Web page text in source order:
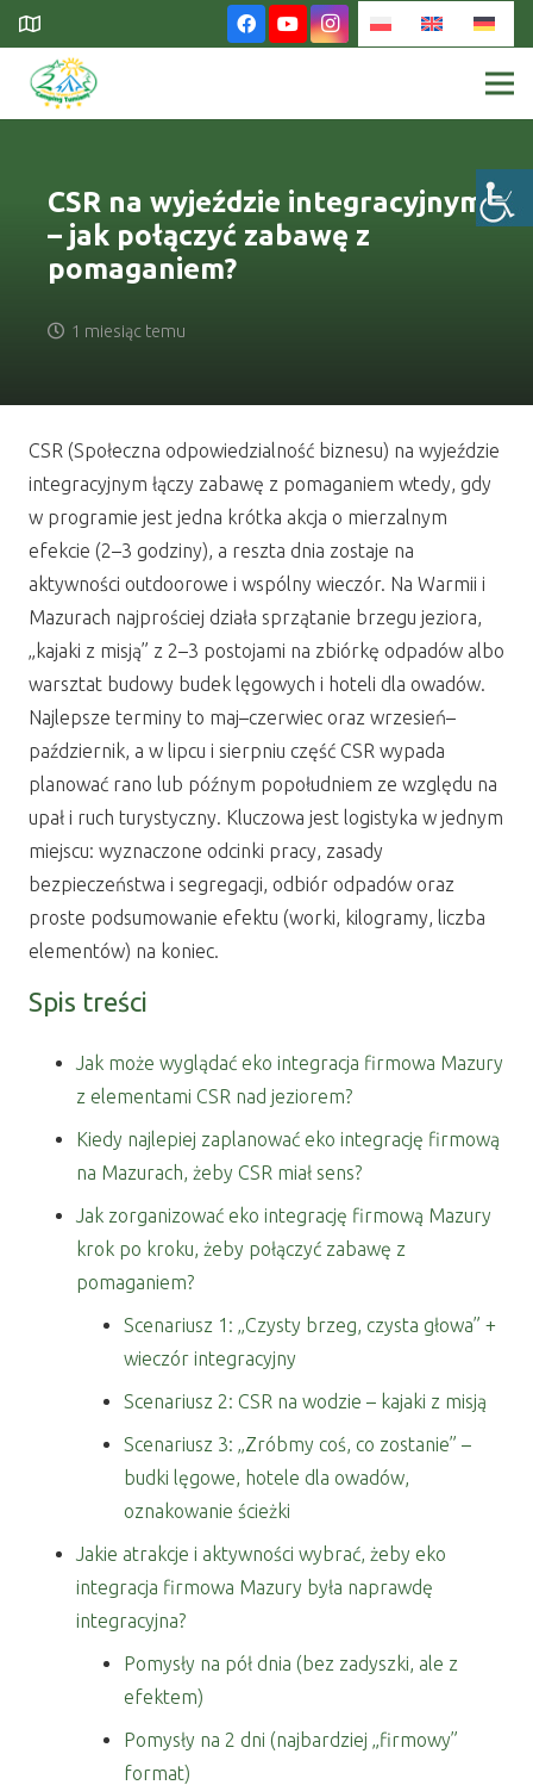
CSR na wyjeździe integracyjnym
– jak połączyć zabawę z
pomaganiem?
1 miesiąc temu
CSR (Społeczna odpowiedzialność biznesu) na wyjeździe
integracyjnym łączy zabawę z pomaganiem wtedy, gdy
w programie jest jedna krótka akcja o mierzalnym
efekcie (2–3 godziny), a reszta dnia zostaje na
aktywności outdoorowe i wspólny wieczór. Na Warmii i
Mazurach najprościej działa sprzątanie brzegu jeziora,
„kajaki z misją” z 2–3 postojami na zbiórkę odpadów albo
warsztat budowy budek lęgowych i hoteli dla owadów.
Najlepsze terminy to maj–czerwiec oraz wrzesień–
październik, a w lipcu i sierpniu część CSR wypada
planować rano lub późnym popołudniem ze względu na
upał i ruch turystyczny. Kluczowa jest logistyka w jednym
miejscu: wyznaczone odcinki pracy, zasady
bezpieczeństwa i segregacji, odbiór odpadów oraz
proste podsumowanie efektu (worki, kilogramy, liczba
elementów) na koniec.
Spis treści
Jak może wyglądać eko integracja firmowa Mazury
z elementami CSR nad jeziorem?
Kiedy najlepiej zaplanować eko integrację firmową
na Mazurach, żeby CSR miał sens?
Jak zorganizować eko integrację firmową Mazury
krok po kroku, żeby połączyć zabawę z
pomaganiem?
Scenariusz 1: „Czysty brzeg, czysta głowa” +
wieczór integracyjny
Scenariusz 2: CSR na wodzie – kajaki z misją
Scenariusz 3: „Zróbmy coś, co zostanie” –
budki lęgowe, hotele dla owadów,
oznakowanie ścieżki
Jakie atrakcje i aktywności wybrać, żeby eko
integracja firmowa Mazury była naprawdę
integracyjna?
Pomysły na pół dnia (bez zadyszki, ale z
efektem)
Pomysły na 2 dni (najbardziej „firmowy”
format)